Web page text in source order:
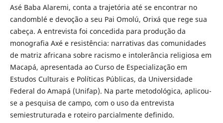
Asé Baba Alaremi, conta a trajetória até se encontrar no
candomblé e devoção a seu Pai Omolú, Orixá que rege sua
cabeça. A entrevista foi concedida para produção da
monografia Axé e resistência: narrativas das comunidades
de matriz africana sobre racismo e intolerância religiosa em
Macapá, apresentada ao Curso de Especialização em
Estudos Culturais e Políticas Públicas, da Universidade
Federal do Amapá (Unifap). Na parte metodológica, aplicou-
se a pesquisa de campo, com o uso da entrevista
semiestruturada e roteiro parcialmente definido.